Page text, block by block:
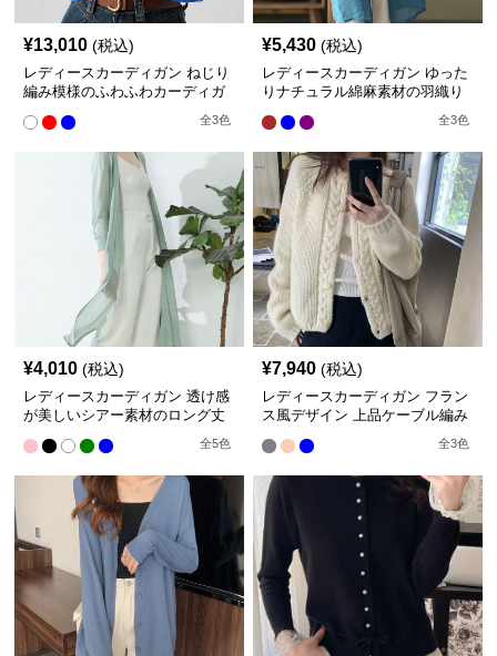
¥13,010 (税込)
レディースカーディガン ねじり
編み模様のふわふわカーディガ
全3色
¥5,430 (税込)
レディースカーディガン ゆった
りナチュラル綿麻素材の羽織り
全3色
¥4,010 (税込)
レディースカーディガン 透け感
が美しいシアー素材のロング丈
全5色
¥7,940 (税込)
レディースカーディガン フラン
ス風デザイン 上品ケーブル編み
ショート丈 ニットカーディガン
全3色